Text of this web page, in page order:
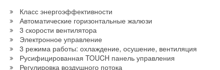
Класс энергоэффективности
Автоматические горизонтальные жалюзи
3 скорости вентилятора
Электронное управление
3 режима работы: охлаждение, осушение, вентиляция
Русифицированная TOUCH панель управления
Регулировка воздушного потока
Текст комментария
Ваше имя *
Ваш E-mail *